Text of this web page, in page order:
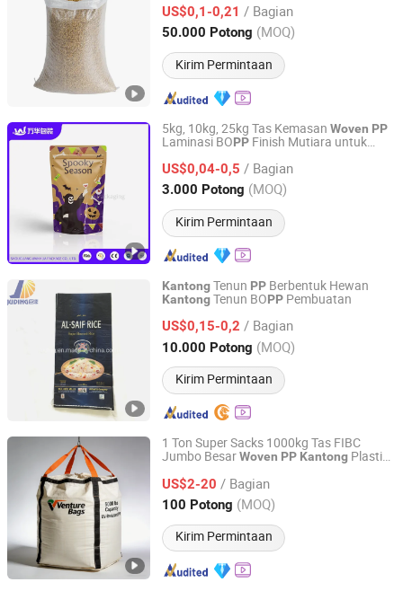
US$0,1-0,21 / Bagian
50.000 Potong (MOQ)
Kirim Permintaan
Hebei, China Harga mulai 2024
5kg, 10kg, 25kg Tas Kemasan Woven PP
Laminasi BOPP Finish Mutiara untuk
Hewan Peliharaan
US$0,04-0,5 / Bagian
3.000 Potong (MOQ)
Kirim Permintaan
Shouguang Wanhua Package Co., Ltd.
Shandong, China Harga mulai 2025
KantongTenun PP Berbentuk Hewan
KantongTenun BOPP Pembuatan
US$0,15-0,2 / Bagian
10.000 Potong (MOQ)
Kirim Permintaan
Wenzhou Juding Industrial Co., Ltd.
Zhejiang, China Harga mulai 2013
1 Ton Super Sacks 1000kg Tas FIBC
Jumbo BesarWoven PP Kantong Plastik
US$2-20 / Bagian
100 Potong (MOQ)
Kirim Permintaan
QINGDAO HONOR FAITH PACKAGING TECHNOLOGY CO.,
LTD.
Shandong, China